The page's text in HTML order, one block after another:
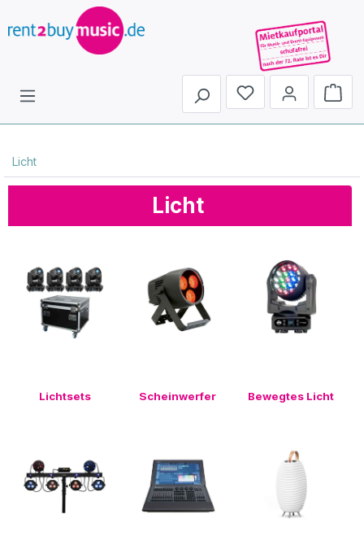
Du hast 0 Produkte
Licht
Licht
Lichtsets Scheinwerfer Bewegtes Licht